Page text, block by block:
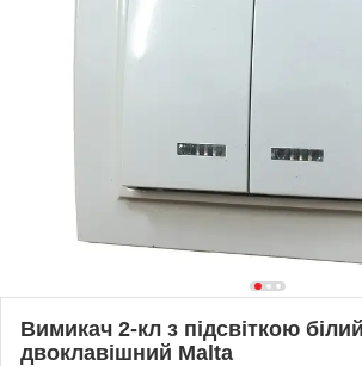
Вимикач 2-кл з підсвіткою білий
двоклавішний Malta